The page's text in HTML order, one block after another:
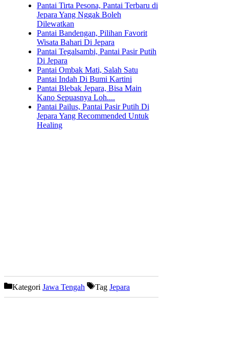
Pantai Tirta Pesona, Pantai Terbaru di
Jepara Yang Nggak Boleh
Dilewatkan
Pantai Bandengan, Pilihan Favorit
Wisata Bahari Di Jepara
Pantai Tegalsambi, Pantai Pasir Putih
Di Jepara
Pantai Ombak Mati, Salah Satu
Pantai Indah Di Bumi Kartini
Pantai Blebak Jepara, Bisa Main
Kano Sepuasnya Loh....
Pantai Pailus, Pantai Pasir Putih Di
Jepara Yang Recommended Untuk
Healing
Kategori Jawa Tengah Tag Jepara